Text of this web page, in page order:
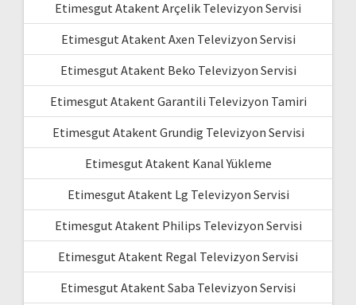
Etimesgut Atakent Arçelik Televizyon Servisi
Etimesgut Atakent Axen Televizyon Servisi
Etimesgut Atakent Beko Televizyon Servisi
Etimesgut Atakent Garantili Televizyon Tamiri
Etimesgut Atakent Grundig Televizyon Servisi
Etimesgut Atakent Kanal Yükleme
Etimesgut Atakent Lg Televizyon Servisi
Etimesgut Atakent Philips Televizyon Servisi
Etimesgut Atakent Regal Televizyon Servisi
Etimesgut Atakent Saba Televizyon Servisi